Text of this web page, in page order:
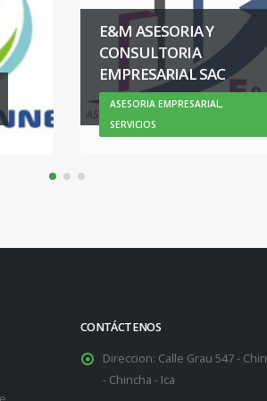
SERVICIOS
TRIBUTARIOS
LABORALES
SERVICIOS
CONTÁCTENOS
Direccion: Calle Grau 547 -
- Chincha - Ica